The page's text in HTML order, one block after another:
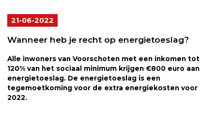
21-06-2022
Wanneer heb je recht op energietoeslag?
Alle inwoners van Voorschoten met een inkomen tot
120% van het sociaal minimum krijgen €800 euro aan
energietoeslag. De energietoeslag is een
tegemoetkoming voor de extra energiekosten voor
2022.